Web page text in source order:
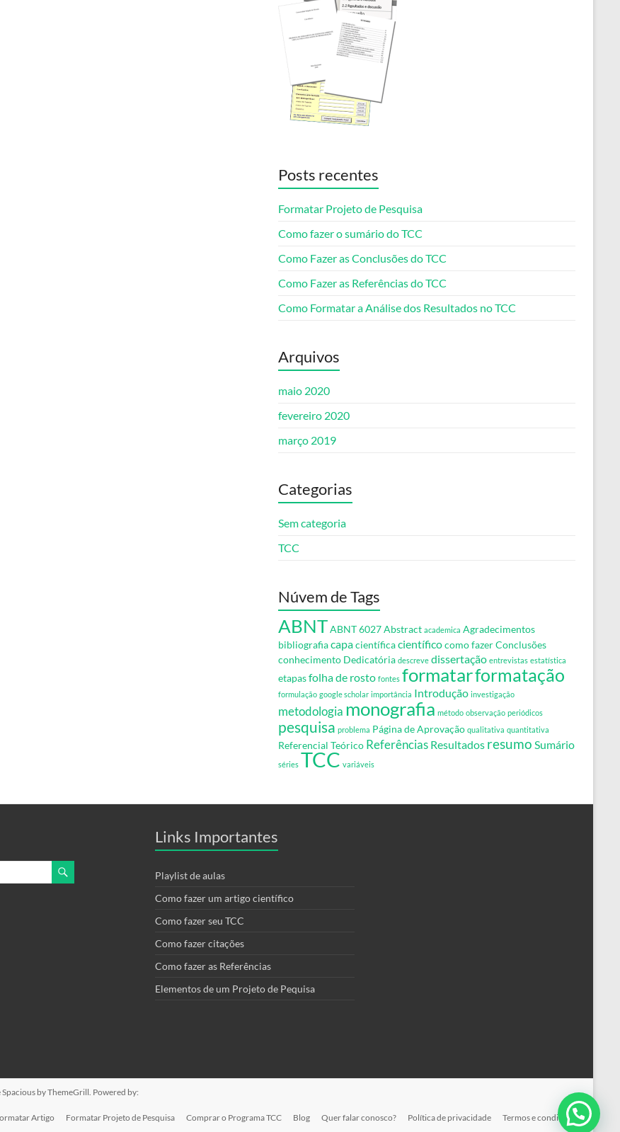
Posts recentes
Formatar Projeto de Pesquisa
Como fazer o sumário do TCC
Como Fazer as Conclusões do TCC
Como Fazer as Referências do TCC
Como Formatar a Análise dos Resultados no TCC
Arquivos
maio 2020
fevereiro 2020
março 2019
Categorias
Sem categoria
TCC
Núvem de Tags
ABNTABNT 6027Abstract academica Agradecimentos
bibliografiacapacientíficacientíficocomo fazerConclusões
conhecimento Dedicatória descreve dissertação entrevistas estatística
etapasfolha de rosto fontes formatarformatação
formulação google scholar importância Introdução investigação
metodologia monografia método observação periódicos
pesquisa problema Página de Aprovação qualitativa quantitativa
Referencial Teórico Referências Resultados resumo Sumário
séries TCC variáveis
Links Importantes
Playlist de aulas
Como fazer um artigo científico
Como fazer seu TCC
Como fazer citações
Como fazer as Referências
Elementos de um Projeto de Pequisa
Spacious by ThemeGrill. Powered by:
Artigo Formatar Projeto de Pesquisa Comprar o Programa TCC Blog Quer falar conosco? Política de privacidade Termos e condições